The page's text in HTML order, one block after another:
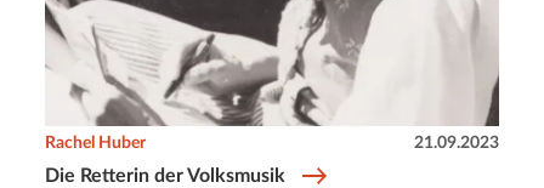
Die Retterin der Volksmusik
Rachel Huber 21.09.2023